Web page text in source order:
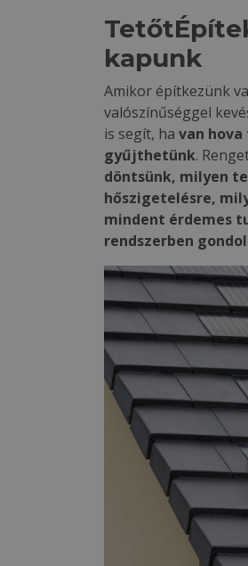
kapunk
Amikor építkezünk
valószínűséggel
is segít, ha van
gyűjthetünk.
döntsünk, milyen
hőszigetelésre,
mindent érdemes
rendszerben